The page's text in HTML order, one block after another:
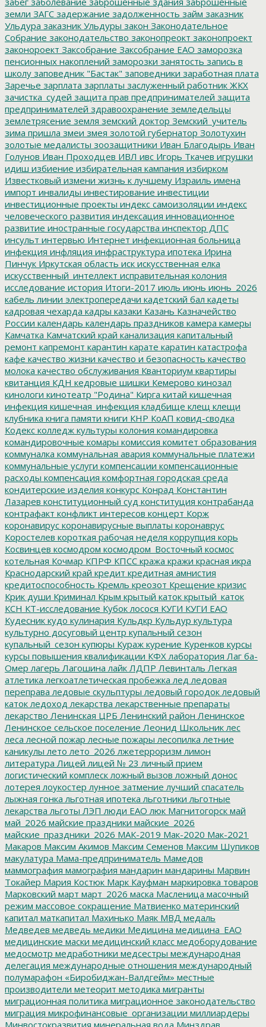
земли ЗАГС задержание задолженность займ заказник
Ульдура заказник Ульдуры закон Законодательное
Собрание законодательство законопреокт законопроект
законороект Заксобрание Заксобрание ЕАО заморозка
пенсионных накоплений заморозки занятость запись в
школу заповедник "Бастак" заповедники заработная плата
Заречье зарплата зарплаты заслуженный работник ЖКХ
зачистка_судей защита прав предпринимателей защита
предпринимателей здравоохранение земледельцы
землетрясение земля земский доктор Земский_учитель
зима пришла змеи змея золотой губернатор Золотухин
золотые медалисты зоозащитники Иван Благодырь Иван
Голунов Иван Проходцев ИВЛ ивс Игорь Ткачев игрушки
идиш избиение избирательная кампания избирком
Известковый измени жизнь к лучшему Израиль имена
импорт инвалиды инвестирование инвестиции
инвестиционные проекты индекс самоизоляции индекс
человеческого развития индексация инновационное
развитие иностранные государства инспектор ДПС
инсульт интервью Интернет инфекционная больница
инфекция инфляция инфраструктура ипотека Ирина
Пинчук Иркутская область иск искусственная елка
искусственный_интеллект исправительная колония
исследование история Итоги-2017 июль июнь июнь_2026
кабель линии электропередачи кадетский бал кадеты
кадровая чехарда кадры казаки Казань Казначейство
России календарь календарь праздников камера камеры
Камчатка Камчатский край канализация капитальный
ремонт капремонт карантин карате каратин катастрофа
кафе качество жизни качество и безопасность качество
молока качество обслуживания Кванториум квартиры
квитанция КДН кедровые шишки Кемерово кинозал
кинологи кинотеатр "Родина" Кирга китай кишечная
инфекция кишечная_инфекция кладбище клещ клещи
клубника книга памяти книги КНР КоАП ковид-сводка
Кодекс колледж культуры колония командировка
командировочные комары комиссия комитет образования
коммуналка коммунальная авария коммунальные платежи
коммунальные услуги компенсации компенсационные
расходы компенсация комфортная городская среда
кондитерские изделия конкурс Конрад Константин
Лазарев конституционный суд конституция контрабанда
контрафакт конфликт интересов концерт Корж
коронавирус коронавирусные выплаты коронаврус
Коростелев короткая рабочая неделя коррупция корь
Косвинцев космодром космодром_Восточный космос
котельная Кочмар КПРФ КПСС кража кражи красная икра
Краснодарский край кредит кредитная амнистия
кредитоспособность Кремль креозот Крещение кризис
Крик души Криминал Крым крытый каток крытый_каток
КСН КТ-исследование Кубок лосося КУГИ КУГИ ЕАО
Кудесник кудо кулинария Кульдкр Кульдур культура
культурно досуговый центр купальный сезон
купальный_сезон купюры Кураж курение Куренков курсы
курсы повышения квалификации КФХ лаборатория Лаг ба-
Омер лагерь Лагошина лайк ЛДПР Левинталь Легкая
атлетика легкоатлетическая пробежка лед ледовая
переправа ледовые скульптуры ледовый городок ледовый
каток ледоход лекарства лекарственные препараты
лекарство Ленинская ЦРБ Ленинский район Ленинское
Ленинское сельское поселение Леонид Школьник лес
леса лесной пожар лесные пожары лесопилка летние
каникулы лето лето_2026 лжетерроризм лимон
литература Лицей лицей № 23 личный прием
логистический комплеск ложный вызов ложный донос
лотерея лоукостер лунное затмение лучший спасатель
лыжная гонка льготная ипотека льготники льготные
лекарства льготы ЛЭП люди ЕАО люк Магнитогорск май
май_2026 майские праздники майские_2026
майские_праздники_2026 МАК-2019 Мак-2020 Мак-2021
Макаров Максим Акимов Максим Семенов Максим Шупиков
макулатура Мама-предприниматель Мамедов
маммография мамография мандарин мандарины Марвин
Токайер Мария Костюк Марк Кауфман маркировка товаров
Марковский март март_2026 маска Масленица масочный
режим массовое сокращение Матвиенко материнский
капитал маткапитал Махинько Маяк МВД медаль
Медведев медведь медики Медицина медицина_ЕАО
медицинские маски медицинский класс медоборудование
медосмотр медработники медсестры международная
делегация международные отношения международный
полумарафон «Биробиджан-Валдгейм» местные
производители метеорит методика мигранты
миграционная политика миграционное законодательство
миграция микрофинансовые_организации миллиардеры
Минвостокразвития минеральная вода Минздрав